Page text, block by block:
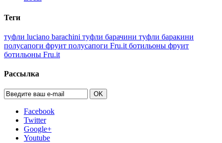
Теги
туфли luciano barachini туфли барачини туфли баракини
полусапоги фруит полусапоги Fru.it ботильоны фруит
ботильоны Fru.it
Рассылка
OK
Facebook
Twitter
Google+
Youtube